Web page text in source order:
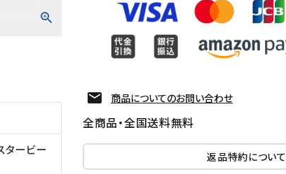
ービー
商品についてのお問い合わせ
全商品・全国送料無料
返品特約について